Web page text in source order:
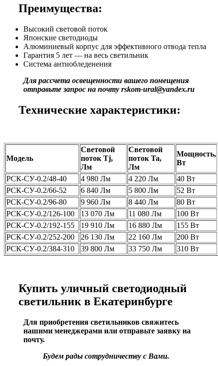
Преимущества:
Высокий световой поток
Японские светодиоды
Алюминиевый корпус для эффективного отвода тепла
Гарантия 5 лет — на весь светильник
Система антиобледенения
Для рассчета освещенности вашего помещения
отправьте запрос на почту rskom-ural@yandex.ru
Технические характеристики:
Модель
Cветовой
поток Tj,
Лм
Световой
поток Ta,
Лм
Мощность,
Вт
РСК-СУ-0.2/48-40
4 980 Лм 4 220 Лм
40 Вт
РСК-СУ-0.2/66-52
6 840 Лм 5 800 Лм
52 Вт
РСК-СУ-0.2/96-80
9 960 Лм 8 440 Лм
80 Вт
РСК-СУ-0.2/126-100
13 070 Лм 11 080 Лм
100 Вт
РСК-СУ-0.2/192-155
19 910 Лм 16 880 Лм
155 Вт
РСК-СУ-0.2/252-200
26 130 Лм 22 160 Лм
200 Вт
РСК-СУ-0.2/384-310
39 800 Лм 33 750 Лм 310 Вт
Купить уличный светодиодный
светильник в Екатеринбурге
Для приобретения светильников свяжитесь
нашими менеджерами или отправьте заявку на
почту.
Будем рады сотрудничеству с Вами.